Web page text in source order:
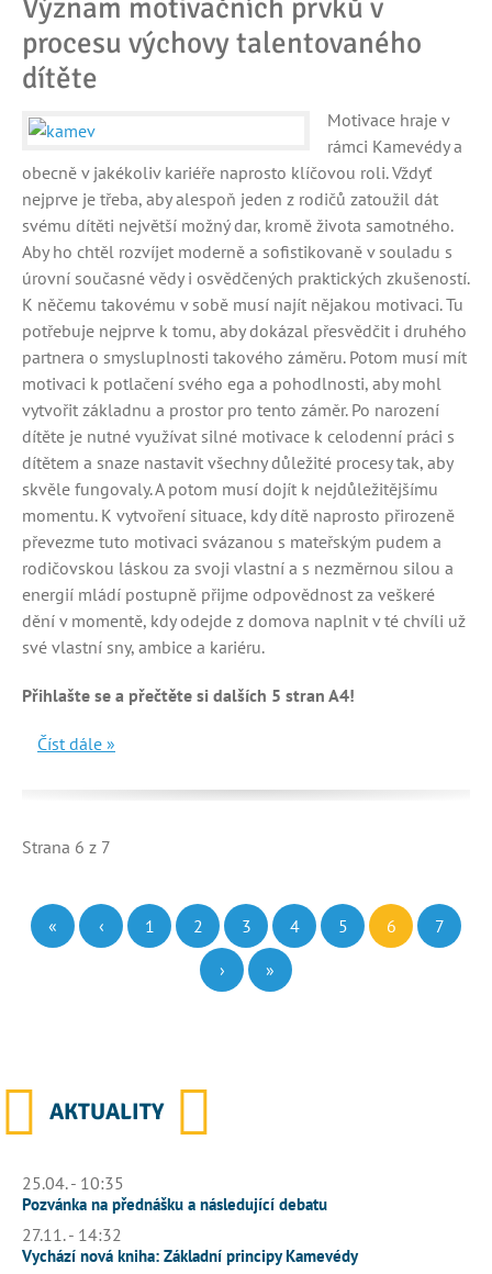
Význam motivačních prvků v
procesu výchovy talentovaného
dítěte
Motivace hraje v
rámci Kamevédy a
obecně v jakékoliv kariéře naprosto klíčovou roli. Vždyť
nejprve je třeba, aby alespoň jeden z rodičů zatoužil dát
svému dítěti největší možný dar, kromě života samotného.
Aby ho chtěl rozvíjet moderně a sofistikovaně v souladu s
úrovní současné vědy i osvědčených praktických zkušeností.
K něčemu takovému v sobě musí najít nějakou motivaci. Tu
potřebuje nejprve k tomu, aby dokázal přesvědčit i druhého
partnera o smysluplnosti takového záměru. Potom musí mít
motivaci k potlačení svého ega a pohodlnosti, aby mohl
vytvořit základnu a prostor pro tento záměr. Po narození
dítěte je nutné využívat silné motivace k celodenní práci s
dítětem a snaze nastavit všechny důležité procesy tak, aby
skvěle fungovaly. A potom musí dojít k nejdůležitějšímu
momentu. K vytvoření situace, kdy dítě naprosto přirozeně
převezme tuto motivaci svázanou s mateřským pudem a
rodičovskou láskou za svoji vlastní a s nezměrnou silou a
energií mládí postupně přijme odpovědnost za veškeré
dění v momentě, kdy odejde z domova naplnit v té chvíli už
své vlastní sny, ambice a kariéru.
Přihlašte se a přečtěte si dalších 5 stran A4!
Číst dále »
Strana 6 z 7
« ‹ 1 2 3 4 5 6
7
›
»
AKTUALITY
25.04. - 10:35
Pozvánka na přednášku a následující debatu
27.11. - 14:32
Vychází nová kniha: Základní principy Kamevédy